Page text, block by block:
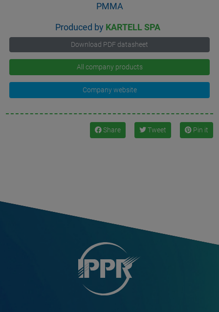
PMMA
Produced by KARTELL SPA
Download PDF datasheet
All company products
Company website
Share Tweet Pin it